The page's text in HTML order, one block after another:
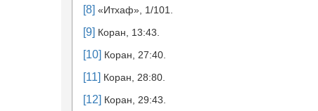
[8] «Итхаф», 1/101.
[9] Коран, 13:43.
[10] Коран, 27:40.
[11] Коран, 28:80.
[12] Коран, 29:43.